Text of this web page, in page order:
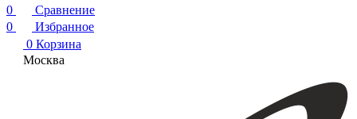
0
Сравнение
0
Избранное
0 Корзина
Москва